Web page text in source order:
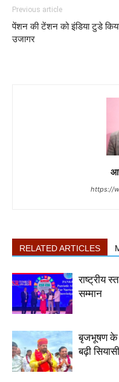
Previous article
पेंशन की टेंशन को इंडिया टुडे
उजागर
https://
RELATED ARTICLES
राष्ट्रीय
सम्मान
बृजभूषण के
बढ़ी